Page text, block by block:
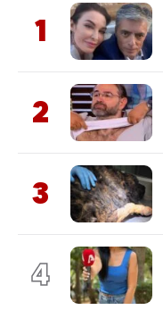
1
2
3
4